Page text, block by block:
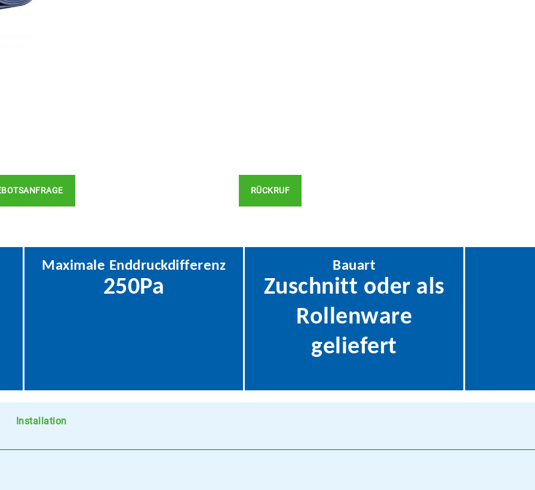
RÜCKRUF
Maximale Enddruckdifferenz
250Pa
Bauart
Zuschnitt oder als
Rollenware
geliefert
Installation